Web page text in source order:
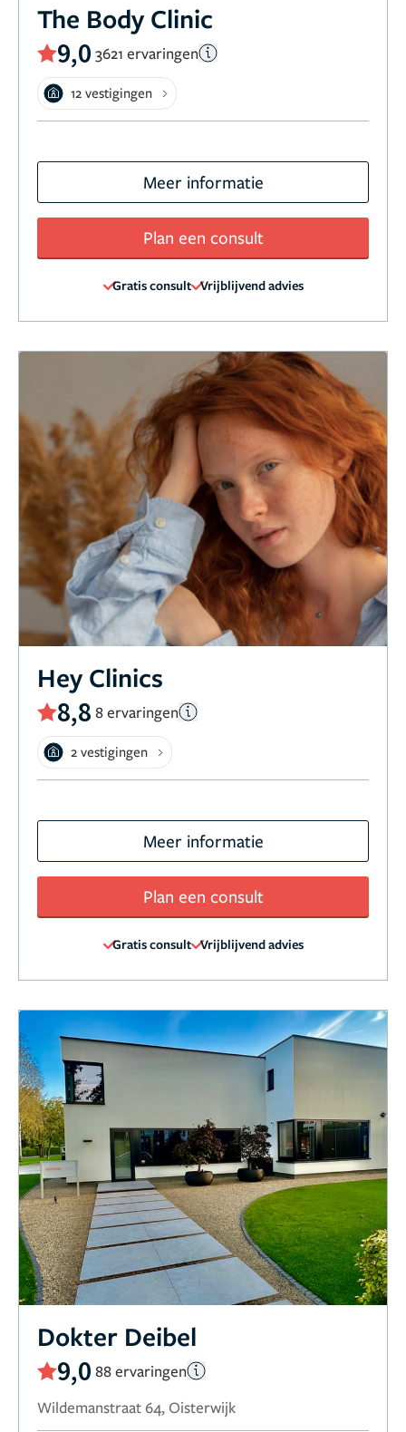
The Body Clinic
9,0 3621 ervaringen
12 vestigingen
Meer informatie
Plan een consult
Gratis consult Vrijblijvend advies
Hey Clinics
8,8 8 ervaringen
2 vestigingen
Meer informatie
Plan een consult
Gratis consult Vrijblijvend advies
Dokter Deibel
9,0 88 ervaringen
Wildemanstraat 64, Oisterwijk